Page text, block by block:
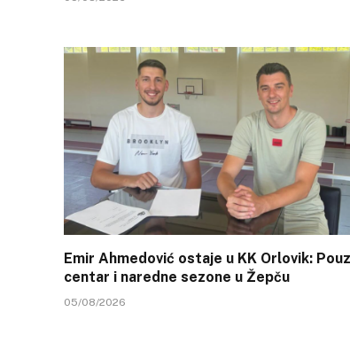
Emir Ahmedović ostaje u KK Orlovik:
centar i naredne sezone u Žepču
05/08/2026